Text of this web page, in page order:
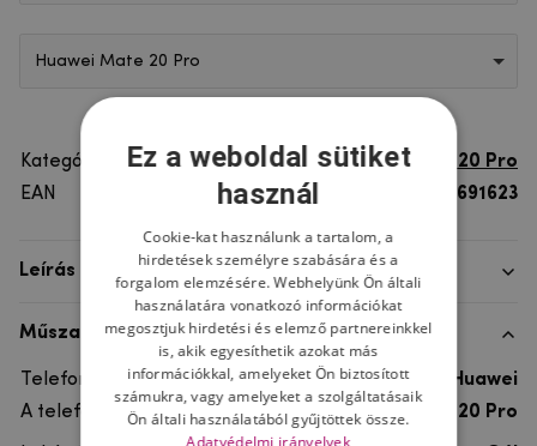
Huawei Mate 20 Pro
Kategória
Huawei Mate 20 Pro
EAN
8596579691623
Leírás
Műszaki adatok
Telefon márka
Huawei
A telefonmodellhez
Huawei Mate 20 Pro
Ez a weboldal sütiket
használ
Cookie-kat használunk a tartalom, a
hirdetések személyre szabására és a
forgalom elemzésére. Webhelyünk Ön általi
használatára vonatkozó információkat
megosztjuk hirdetési és elemző partnereinkkel
is, akik egyesíthetik azokat más
információkkal, amelyeket Ön biztosított
számukra, vagy amelyeket a szolgáltatásaik
Ön általi használatából gyűjtöttek össze.
Adatvédelmi irányelvek